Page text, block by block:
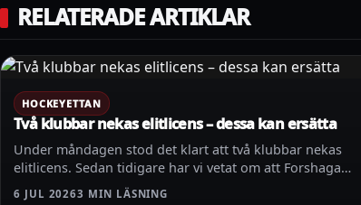
RELATERADE ARTIKLAR
HOCKEYETTAN
Två klubbar nekas elitlicens – dessa kan ersätta
Under måndagen stod det klart att två klubbar nekas
elitlicens. Sedan tidigare har vi vetat om att Forshaga…
6 JUL 20263 MIN LÄSNING